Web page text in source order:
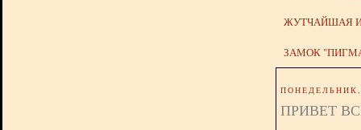
ЖУТЧАЙШАЯ
ЗАМОК
ПРИВЕТ